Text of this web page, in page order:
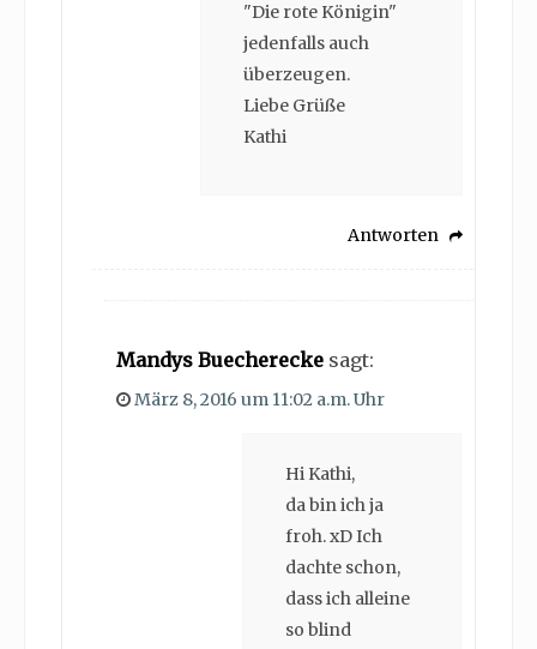
"Die rote Königin"
jedenfalls auch
überzeugen.
Liebe Grüße
Kathi
Antworten
Mandys Buecherecke sagt:
März 8, 2016 um 11:02 a.m. Uhr
Hi Kathi,
da bin ich ja
froh. xD Ich
dachte schon,
dass ich alleine
so blind